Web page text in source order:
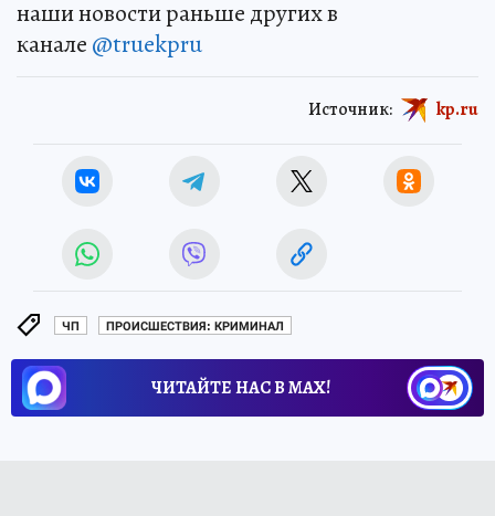
наши новости раньше других в
канале @truekpru
Источник: kp.ru
ЧП ПРОИСШЕСТВИЯ: КРИМИНАЛ
ЧИТАЙТЕ НАС В МАХ!